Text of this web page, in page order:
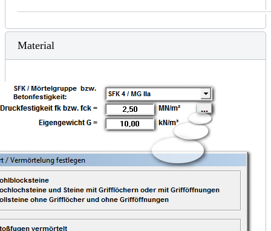
Material